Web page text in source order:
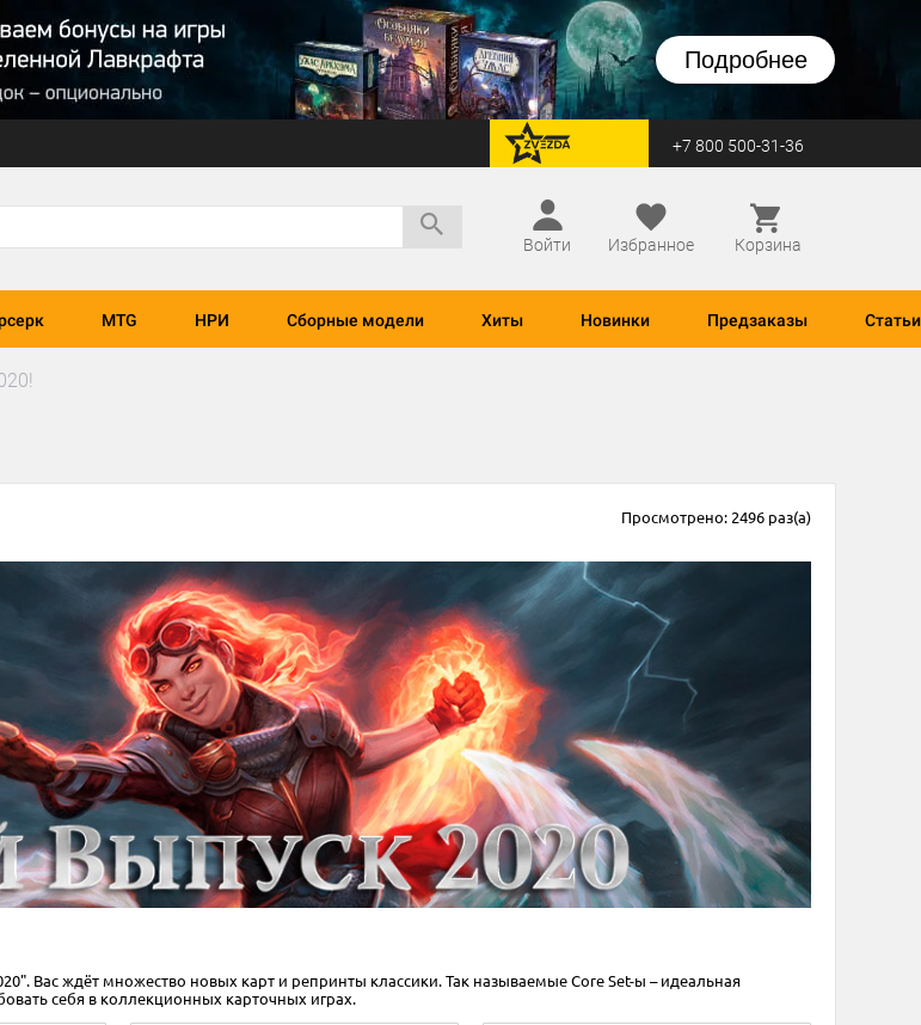
Подробнее
перейти на Zvezda +7 800 500-31-36
Войти
Избранное Корзина
MTG НРИ Сборные модели Хиты Новинки Предзаказы Статьи
Просмотрено: 2496 раз(а)
Вас ждёт множество новых карт и репринты классики. Так называемые Core Set-ы – идеальная
себя в коллекционных карточных играх.